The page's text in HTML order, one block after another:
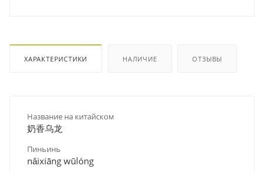
ХАРАКТЕРИСТИКИ НАЛИЧИЕ ОТЗЫВЫ
Название на китайском
奶香乌龙
Пиньинь
nǎixiāng wūlóng